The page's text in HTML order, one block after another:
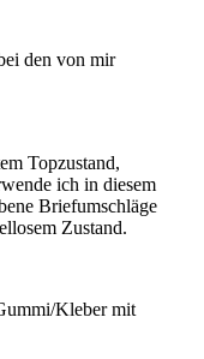
den von mir
Topzustand,
ich in diesem
Briefumschläge
Zustand.
Kleber mit